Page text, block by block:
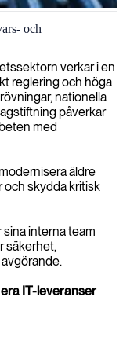
strikt
Kontakta oss idag
och
verkar i en
reglering och höga
nationella
påverkar
med
äldre
och skydda kritisk
interna team
säkerhet,
IT-leveranser